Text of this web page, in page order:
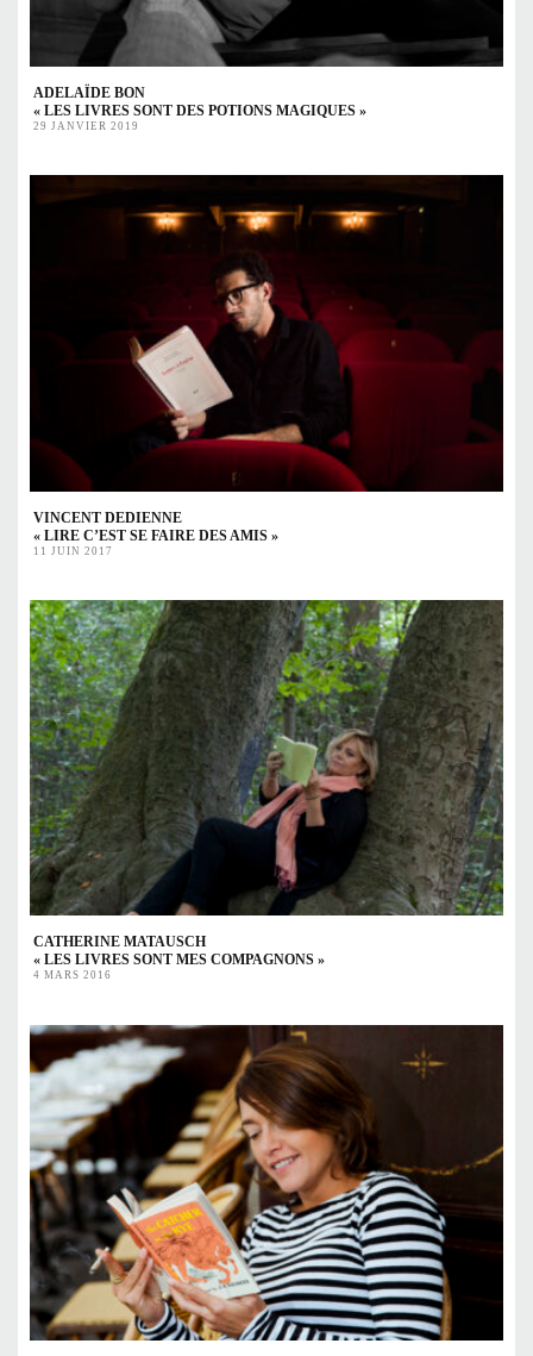
ADELAÏDE BON
« LES LIVRES SONT DES POTIONS MAGIQUES »
29 JANVIER 2019
VINCENT DEDIENNE
« LIRE C’EST SE FAIRE DES AMIS »
11 JUIN 2017
CATHERINE MATAUSCH
« LES LIVRES SONT MES COMPAGNONS »
4 MARS 2016